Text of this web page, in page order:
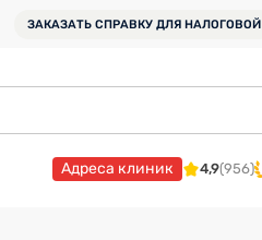
ЗАКАЗАТЬ СПРАВКУ ДЛЯ НАЛОГОВОЙ
Адреса клиник 4,9(956)